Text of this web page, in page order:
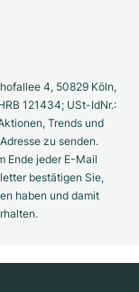
4, 50829 Köln,
121434; USt-IdNr.:
Trends und
zu senden.
Ende jeder E-Mail
bestätigen Sie,
haben und damit